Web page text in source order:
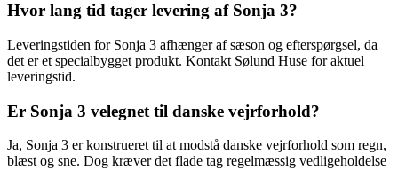
Hvor lang tid tager levering af Sonja 3?
Leveringstiden for Sonja 3 afhænger af sæson og efterspørgsel, da
det er et specialbygget produkt. Kontakt Sølund Huse for aktuel
leveringstid.
Er Sonja 3 velegnet til danske vejrforhold?
Ja, Sonja 3 er konstrueret til at modstå danske vejrforhold som regn,
blæst og sne. Dog kræver det flade tag regelmæssig vedligeholdelse